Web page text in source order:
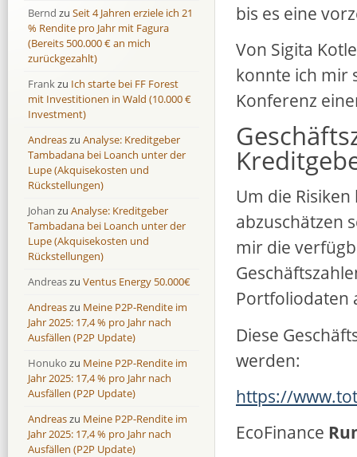
bis es eine
Von Sigita
konnte ich mir
Konferenz
Um die Risiken
abzuschätzen
mir die
Portfoliodaten
Diese
werden:
https://
EcoFinance
Finbee
43,2%
Finbee (CZK)
0,0 %
HeavyFinance
IUVO Group
-32,2 %
Lenndy
-314,6 %
Moncera
8,0 %
Monestro
9,1 %
Neo Finance
Omaraha
16,4 %
Finbee
35,2%
Finbee (CZK)
0,0 %
HeavyFinance
IUVO Group
-55,0 %
Lenndy
146,5 %
Moncera
11,1 %
Monestro
>1000%
Neo Finance
Omaraha
18,0 %
Bernd zu Seit 4 Jahren erziele ich 21
% Rendite pro Jahr mit Fagura
(Bereits 500.000 € an mich
zurückgezahlt)
Frankzu Ich starte bei FF Forest
mit Investitionen in Wald (10.000 €
Investment)
Andreaszu Analyse: Kreditgeber
Tambadana bei Loanch unter der
Lupe (Akquisekosten und
Rückstellungen)
Johan zu Analyse: Kreditgeber
Tambadana bei Loanch unter der
Lupe (Akquisekosten und
Rückstellungen)
Andreaszu Ventus Energy 50.000€
Andreaszu Meine P2P-Rendite im
Jahr 2025: 17,4 % pro Jahr nach
Ausfällen (P2P Update)
Honuko zu Meine P2P-Rendite im
Jahr 2025: 17,4 % pro Jahr nach
Ausfällen (P2P Update)
Andreaszu Meine P2P-Rendite im
Jahr 2025: 17,4 % pro Jahr nach
Ausfällen (P2P Update)